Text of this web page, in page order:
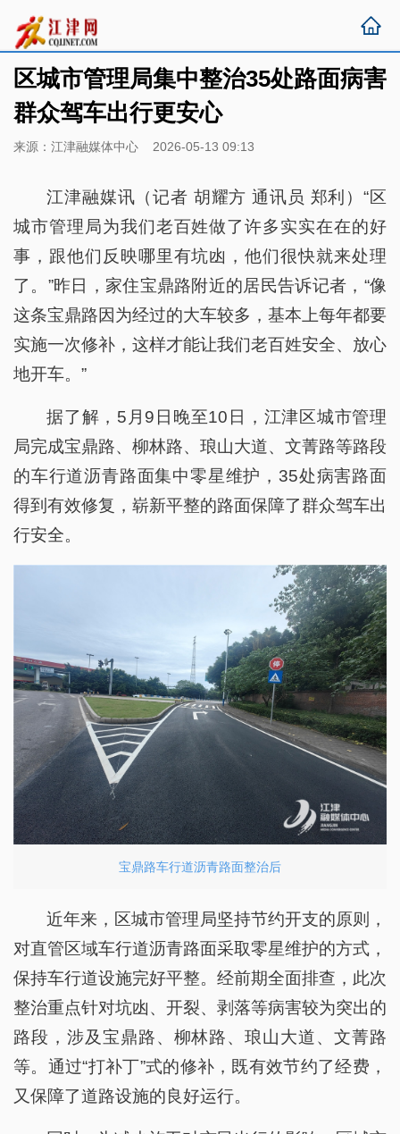
区城市管理局集中整治35处路面病害
群众驾车出行更安心
来源：江津融媒体中心 2026-05-13 09:13
江津融媒讯（记者 胡耀方 通讯员 郑利）“区
城市管理局为我们老百姓做了许多实实在在的好
事，跟他们反映哪里有坑凼，他们很快就来处理
了。”昨日，家住宝鼎路附近的居民告诉记者，“像
这条宝鼎路因为经过的大车较多，基本上每年都要
实施一次修补，这样才能让我们老百姓安全、放心
地开车。”
据了解，5月9日晚至10日，江津区城市管理
局完成宝鼎路、柳林路、琅山大道、文菁路等路段
的车行道沥青路面集中零星维护，35处病害路面
得到有效修复，崭新平整的路面保障了群众驾车出
行安全。
宝鼎路车行道沥青路面整治后
近年来，区城市管理局坚持节约开支的原则，
对直管区域车行道沥青路面采取零星维护的方式，
保持车行道设施完好平整。经前期全面排查，此次
整治重点针对坑凼、开裂、剥落等病害较为突出的
路段，涉及宝鼎路、柳林路、琅山大道、文菁路
等。通过“打补丁”式的修补，既有效节约了经费，
又保障了道路设施的良好运行。